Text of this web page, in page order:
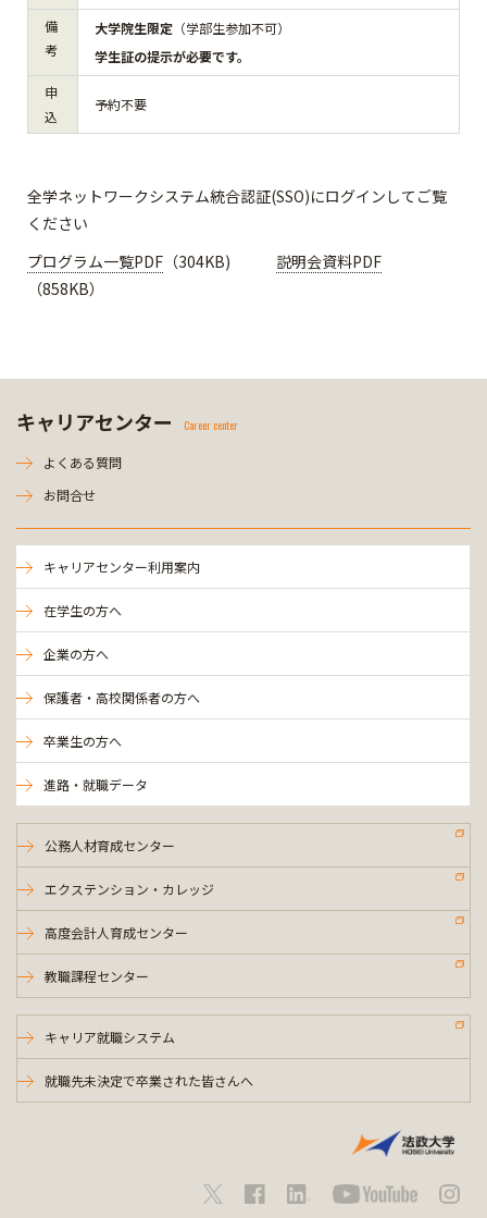
備
考
大学院生限定 （学部生参加不可）
学生証の提示が必要です。
申
込
予約不要
全学ネットワークシステム統合認証(SSO)にログインしてご覧
ください
プログラム一覧PDF （304KB) 説明会資料PDF
（858KB）
キャリアセンター Career center
よくある質問
お問合せ
キャリアセンター利用案内
在学生の方へ
企業の方へ
保護者・高校関係者の方へ
卒業生の方へ
進路・就職データ
公務人材育成センター
エクステンション・カレッジ
高度会計人育成センター
教職課程センター
キャリア就職システム
就職先未決定で卒業された皆さんへ